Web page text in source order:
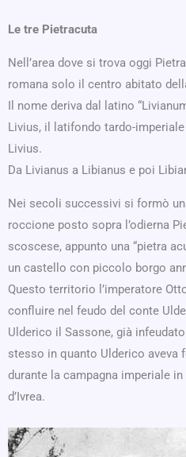
Le tre Pietracuta
Nell’area dove si trova oggi
romana solo il centro abitato
Il nome deriva dal latino
Livius, il latifondo tardo-
Livius.
Da Livianus a Libianus e poi
Nei secoli successivi si formò
roccione posto sopra l’odierna
scoscese, appunto una “pietra
un castello con piccolo borgo
Questo territorio l’imperatore
confluire nel feudo del conte
Ulderico il Sassone, già
stesso in quanto Ulderico aveva
durante la campagna imperiale
d’Ivrea.